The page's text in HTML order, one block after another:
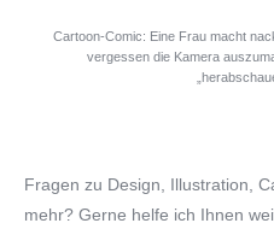
Cartoon-Comic: Eine Frau macht
vergessen die Kamera
Fragen zu Design, Illustration,
mehr? Gerne helfe ich Ihnen